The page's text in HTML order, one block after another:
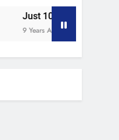
Just 10 Minutes!
9 Years Ago